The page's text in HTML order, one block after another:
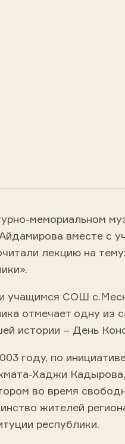
мемориальном
вместе с
лекцию на
учащимся СОШ
отмечает одну из
истории – День
году, по
Хаджи
во время
жителей
республики.